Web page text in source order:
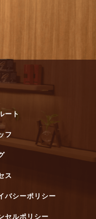
ート
フ
ス
バシーポリシー
セルポリシー